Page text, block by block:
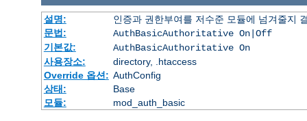
설명:
인증과 권한부여를 저수준 모듈에 넘겨줄지
문법:
AuthBasicAuthoritative On|Off
기본값:
AuthBasicAuthoritative On
사용장소:
directory, .htaccess
Override 옵션: AuthConfig
상태:
Base
모듈:
mod_auth_basic